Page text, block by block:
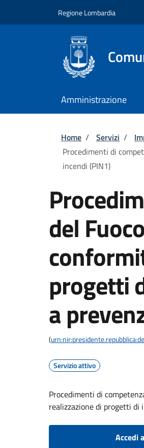
Regione Lombardia
Amministrazione
Briciole
Home / Servizi /
Procedimenti di
incendi (PIN1)
del
progetti
a
(
Servizio attivo
Procedimenti di
realizzazione di progetti di
Accedi